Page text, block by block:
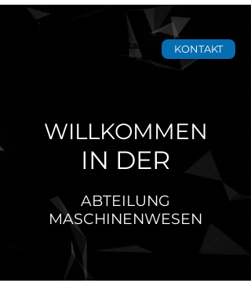
tgm
Staatliche Versuchsanstalt KONTAKT
WILLKOMMEN
IN DER
ABTEILUNG
MASCHINENWESEN